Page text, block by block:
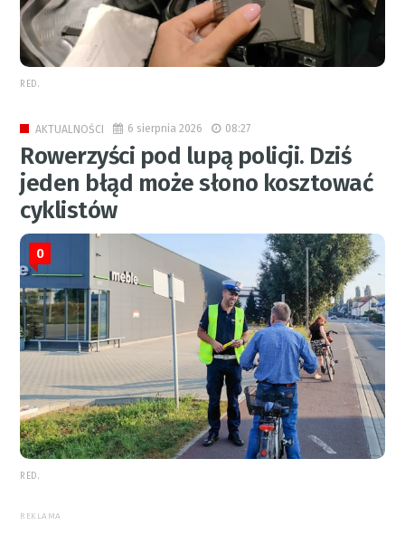
RED.
AKTUALNOŚCI 6 sierpnia 2026 08:27
Rowerzyści pod lupą policji. Dziś
jeden błąd może słono kosztować
cyklistów
0
RED.
REKLAMA